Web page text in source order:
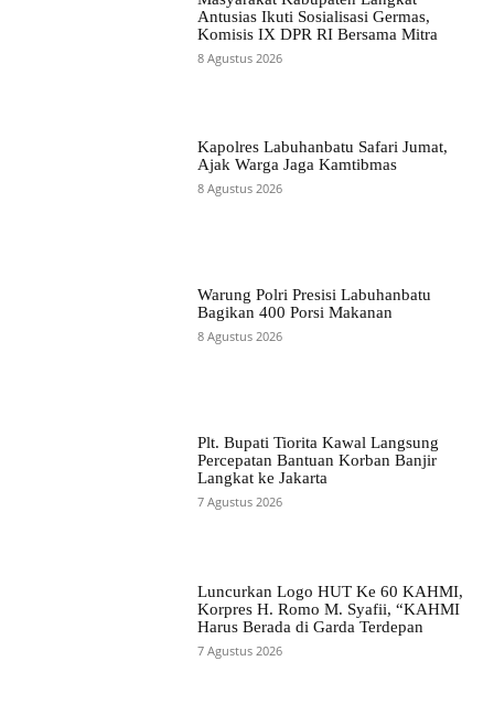
Antusias Ikuti Sosialisasi Germas,
Komisis IX DPR RI Bersama Mitra
8 Agustus 2026
Kapolres Labuhanbatu Safari Jumat,
Ajak Warga Jaga Kamtibmas
8 Agustus 2026
Warung Polri Presisi Labuhanbatu
Bagikan 400 Porsi Makanan
8 Agustus 2026
Plt. Bupati Tiorita Kawal Langsung
Percepatan Bantuan Korban Banjir
Langkat ke Jakarta
7 Agustus 2026
Luncurkan Logo HUT Ke 60 KAHMI,
Korpres H. Romo M. Syafii, “KAHMI
Harus Berada di Garda Terdepan
7 Agustus 2026